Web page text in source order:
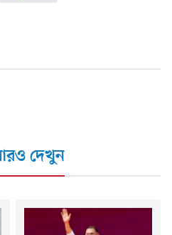
দেখুন